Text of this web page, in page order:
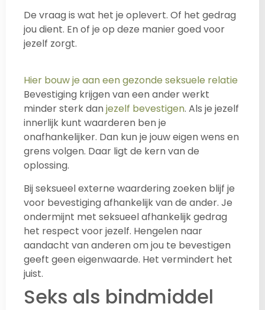
De vraag is wat het je oplevert. Of het gedrag
jou dient. En of je op deze manier goed voor
jezelf zorgt.
Hier bouw je aan een gezonde seksuele relatie
Bevestiging krijgen van een ander werkt
minder sterk danjezelf bevestigen. Als je jezelf
innerlijk kunt waarderen ben je
onafhankelijker. Dan kun je jouw eigen wens en
grens volgen. Daar ligt de kern van de
oplossing.
Bij seksueel externe waardering zoeken blijf je
voor bevestiging afhankelijk van de ander. Je
ondermijnt met seksueel afhankelijk gedrag
het respect voor jezelf. Hengelen naar
aandacht van anderen om jou te bevestigen
geeft geen eigenwaarde. Het vermindert het
juist.
Seks als bindmiddel